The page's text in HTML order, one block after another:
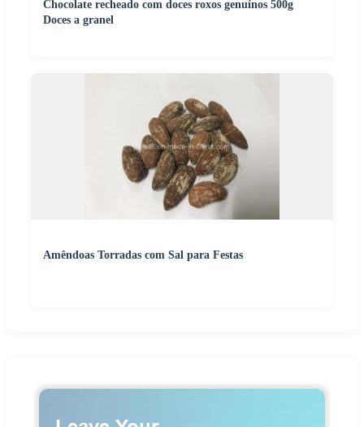
Chocolate recheado com doces roxos genuínos 500g
Doces a granel
Amêndoas Torradas com Sal para Festas